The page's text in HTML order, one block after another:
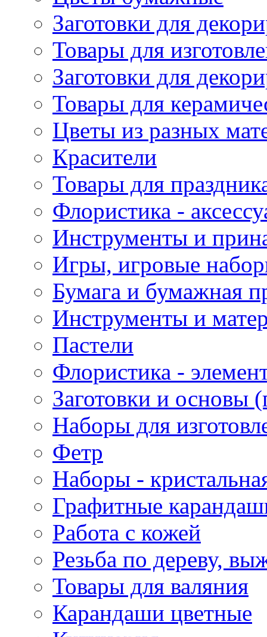
Заготовки для
Товары для
Заготовки для
Товары для
Цветы из разных
Красители
Товары для
Флористика -
Инструменты и
Игры, игровые
Бумага и бумажная
Инструменты и
Пастели
Флористика -
Заготовки и основы
Наборы для
Фетр
Наборы -
Графитные
Работа с кожей
Резьба по дереву,
Товары для валяния
Карандаши цветные